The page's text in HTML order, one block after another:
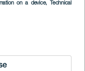
on a device, Technical